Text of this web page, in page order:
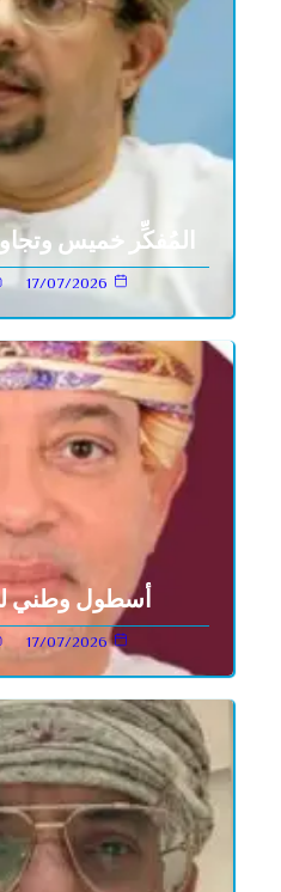
المُفكِّر خميس
17/07/2026
أسطول وطني
17/07/2026